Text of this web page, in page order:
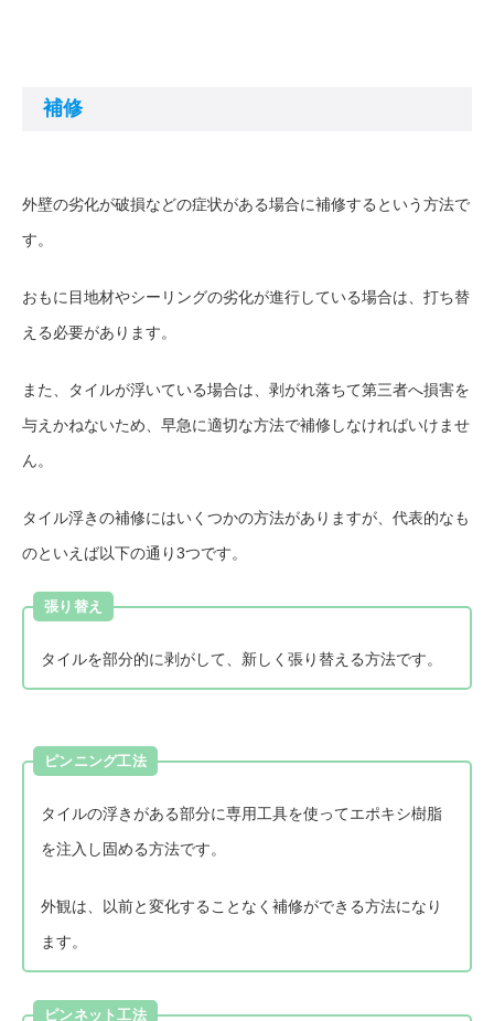
補修
外壁の劣化が破損などの症状がある場合に補修するという方法で
す。
おもに目地材やシーリングの劣化が進行している場合は、打ち替
える必要があります。
また、タイルが浮いている場合は、剥がれ落ちて第三者へ損害を
与えかねないため、早急に適切な方法で補修しなければいけませ
ん。
タイル浮きの補修にはいくつかの方法がありますが、代表的なも
のといえば以下の通り3つです。
張り替え
タイルを部分的に剥がして、新しく張り替える方法です。
ピンニング工法
タイルの浮きがある部分に専用工具を使ってエポキシ樹脂
を注入し固める方法です。
外観は、以前と変化することなく補修ができる方法になり
ます。
ピンネット工法